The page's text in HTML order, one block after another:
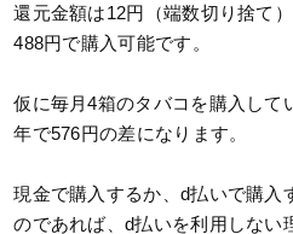
還元金額は12円（端数切り捨て
488円で購入可能です。
仮に毎月4箱のタバコを購入して
年で576円の差になります。
現金で購入するか、d払いで購入
のであれば、d払いを利用しない